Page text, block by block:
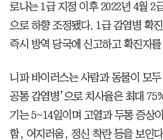
로나는 1급 지정 이후 2022년 4월 2
으로 하향 조정됐다. 1급 감염병 확
즉시 방역 당국에 신고하고 확진자
니파 바이러스는 사람과 동물이 모
공통 감염병’으로 치사율은 최대
기는 5~14일이며 고열과 두통 증상
함, 어지러움, 정신 착란 등을 보인